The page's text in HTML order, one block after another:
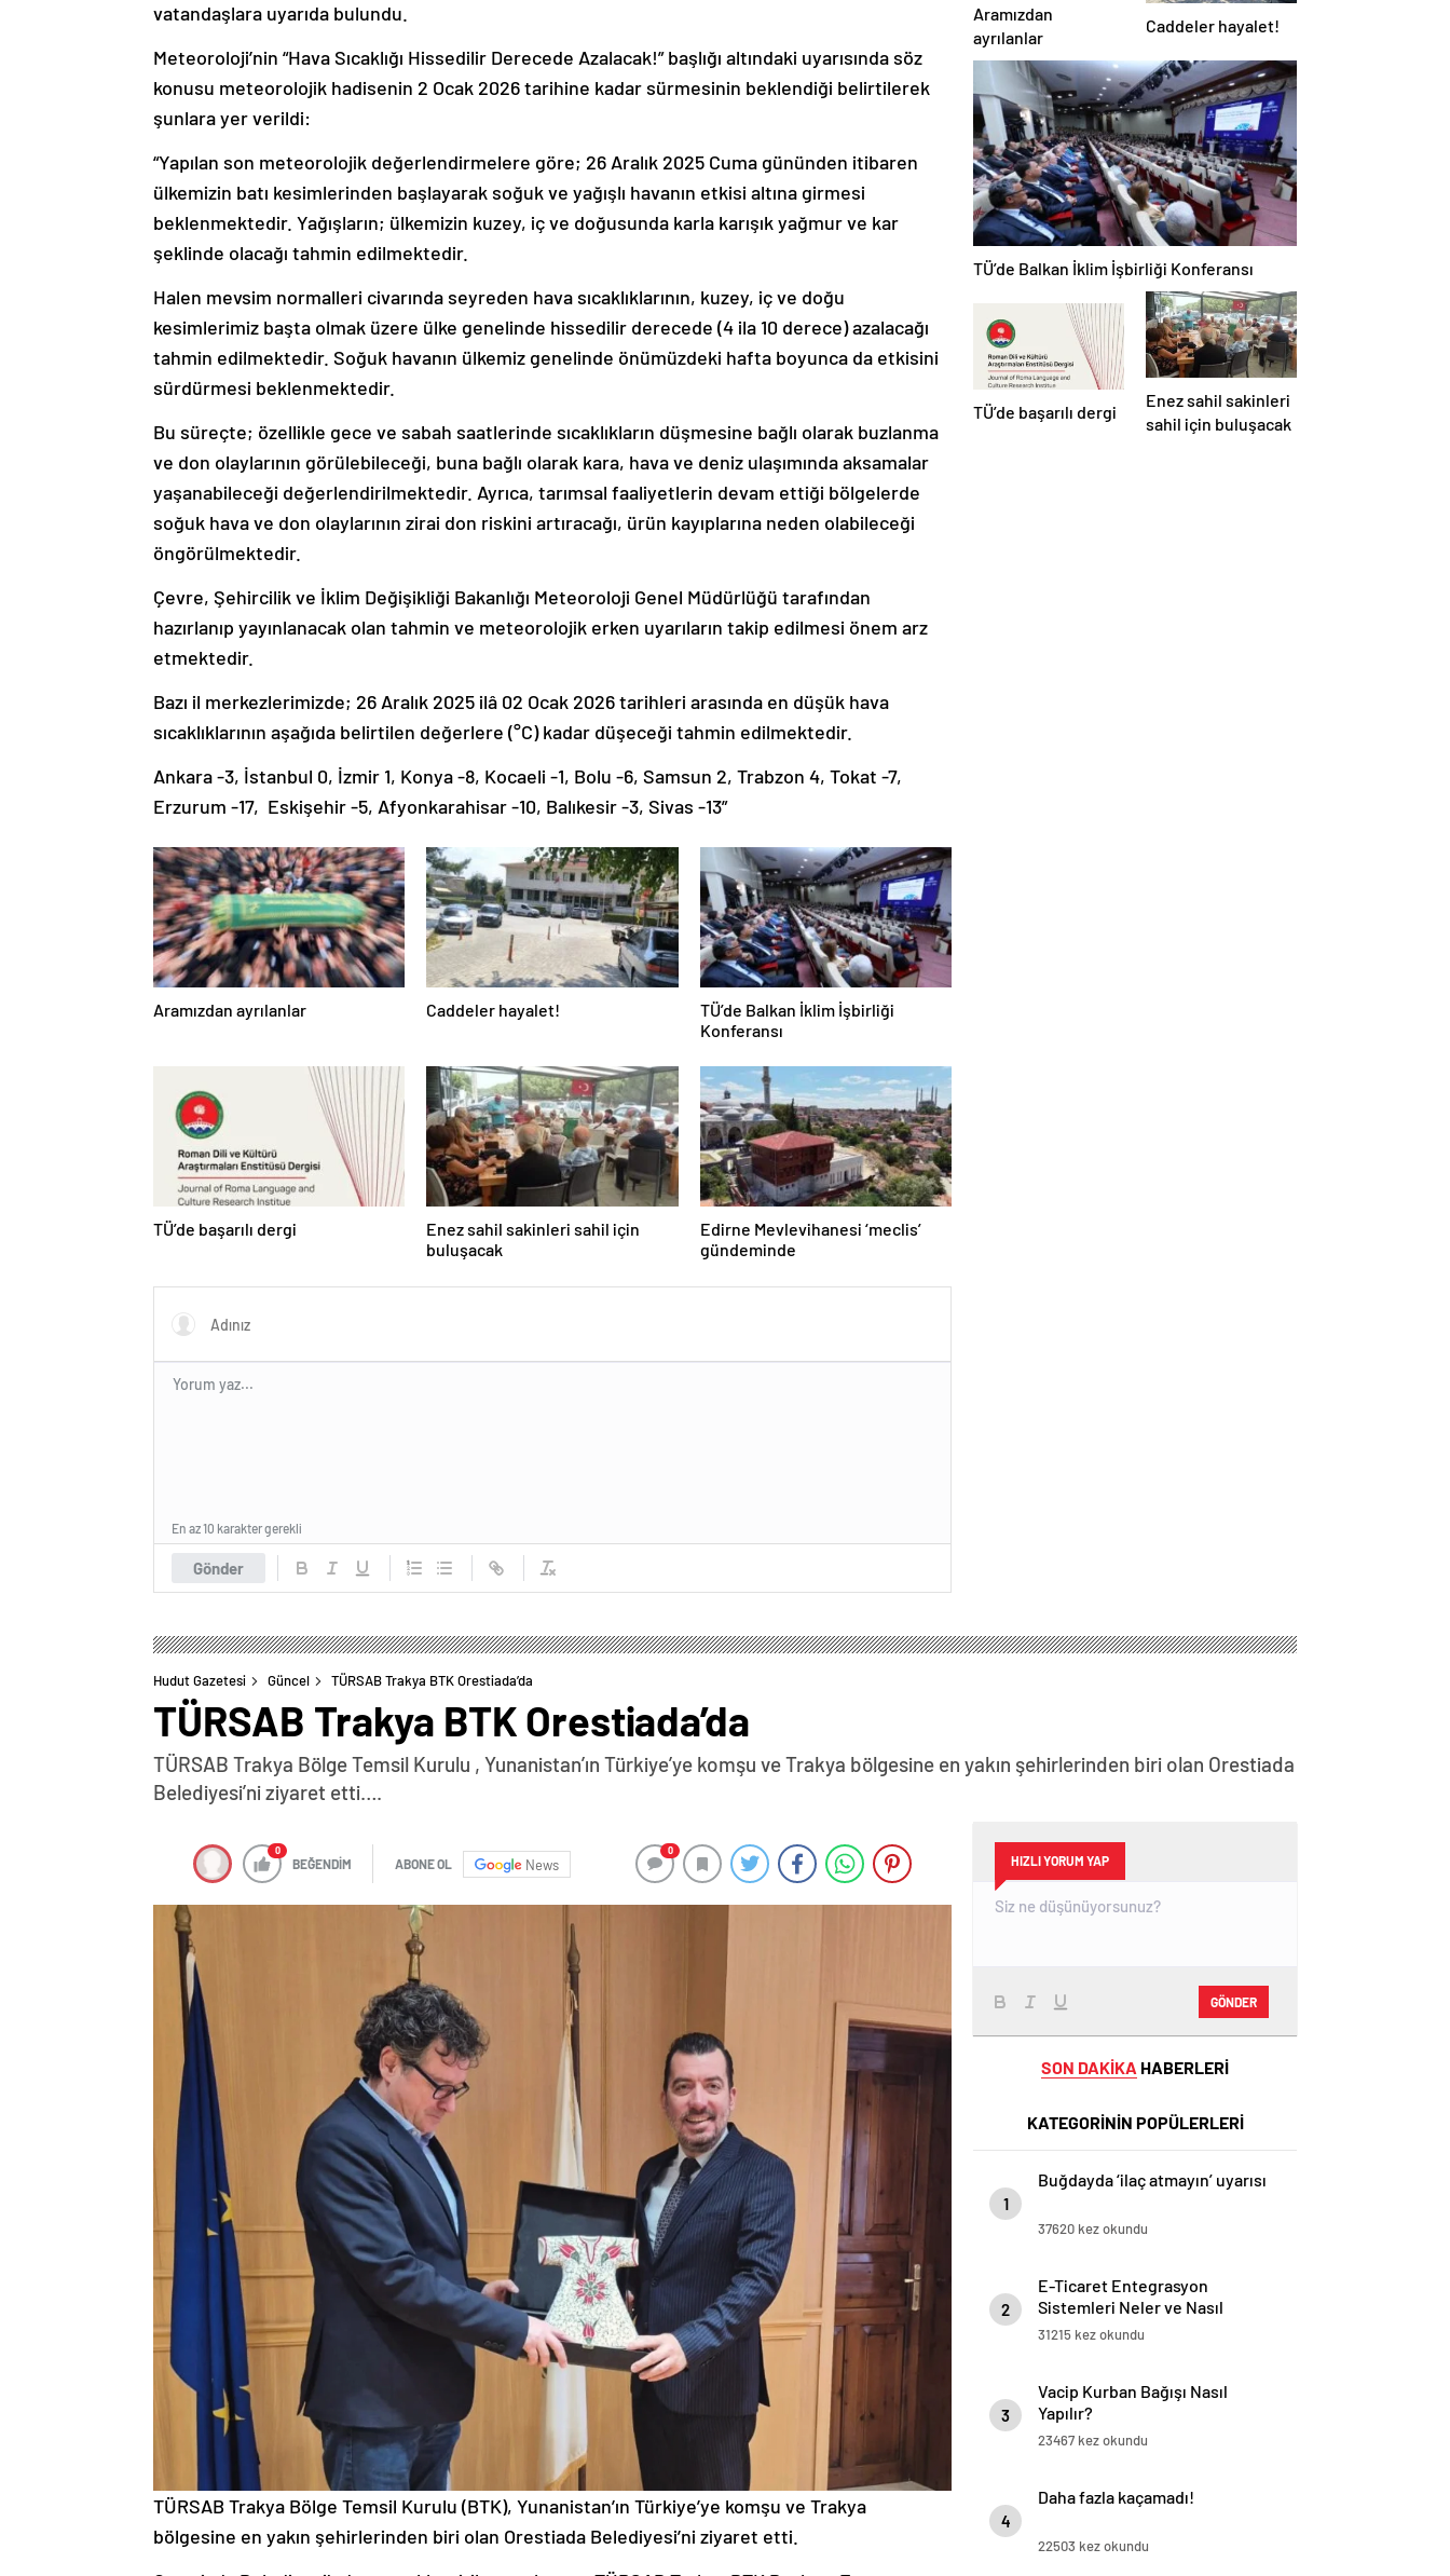
vatandaşlara uyarıda bulundu.
Meteoroloji’nin “Hava Sıcaklığı Hissedilir Derecede Azalacak!” başlığı altındaki uyarısında söz
konusu meteorolojik hadisenin 2 Ocak 2026 tarihine kadar sürmesinin beklendiği belirtilerek
şunlara yer verildi:
“Yapılan son meteorolojik değerlendirmelere göre; 26 Aralık 2025 Cuma gününden itibaren
ülkemizin batı kesimlerinden başlayarak soğuk ve yağışlı havanın etkisi altına girmesi
beklenmektedir. Yağışların; ülkemizin kuzey, iç ve doğusunda karla karışık yağmur ve kar
şeklinde olacağı tahmin edilmektedir.
Halen mevsim normalleri civarında seyreden hava sıcaklıklarının, kuzey, iç ve doğu
kesimlerimiz başta olmak üzere ülke genelinde hissedilir derecede (4 ila 10 derece) azalacağı
tahmin edilmektedir. Soğuk havanın ülkemiz genelinde önümüzdeki hafta boyunca da etkisini
sürdürmesi beklenmektedir.
Bu süreçte; özellikle gece ve sabah saatlerinde sıcaklıkların düşmesine bağlı olarak buzlanma
ve don olaylarının görülebileceği, buna bağlı olarak kara, hava ve deniz ulaşımında aksamalar
yaşanabileceği değerlendirilmektedir. Ayrıca, tarımsal faaliyetlerin devam ettiği bölgelerde
soğuk hava ve don olaylarının zirai don riskini artıracağı, ürün kayıplarına neden olabileceği
öngörülmektedir.
Çevre, Şehircilik ve İklim Değişikliği Bakanlığı Meteoroloji Genel Müdürlüğü tarafından
hazırlanıp yayınlanacak olan tahmin ve meteorolojik erken uyarıların takip edilmesi önem arz
etmektedir.
Bazı il merkezlerimizde; 26 Aralık 2025 ilâ 02 Ocak 2026 tarihleri arasında en düşük hava
sıcaklıklarının aşağıda belirtilen değerlere (°C) kadar düşeceği tahmin edilmektedir.
Ankara -3, İstanbul 0, İzmir 1, Konya -8, Kocaeli -1, Bolu -6, Samsun 2, Trabzon 4, Tokat -7,
Erzurum -17, Eskişehir -5, Afyonkarahisar -10, Balıkesir -3, Sivas -13”
Aramızdan ayrılanlar Caddeler hayalet!
TÜ’de Balkan İklim İşbirliği
Konferansı
TÜ’de başarılı dergi
Enez sahil sakinleri sahil için
buluşacak
Edirne Mevlevihanesi ‘meclis’
gündeminde
Gönder
En az 10 karakter gerekli
Aramızdan
ayrılanlar
Caddeler hayalet!
TÜ’de Balkan İklim İşbirliği Konferansı
TÜ’de başarılı dergi
Enez sahil sakinleri
sahil için buluşacak
Hudut Gazetesi Güncel TÜRSAB Trakya BTK Orestiada’da
TÜRSAB Trakya BTK Orestiada’da
TÜRSAB Trakya Bölge Temsil Kurulu , Yunanistan’ın Türkiye’ye komşu ve Trakya bölgesine en yakın şehirlerinden biri olan Orestiada
Belediyesi’ni ziyaret etti….
0
BEĞENDİM ABONE OL News
0
TÜRSAB Trakya Bölge Temsil Kurulu (BTK), Yunanistan’ın Türkiye’ye komşu ve Trakya
bölgesine en yakın şehirlerinden biri olan Orestiada Belediyesi’ni ziyaret etti.
HIZLI YORUM YAP
GÖNDER
SON DAKİKA HABERLERİ
KATEGORİNİN POPÜLERLERİ
1
Buğdayda ‘ilaç atmayın’ uyarısı
37620 kez okundu
2
E-Ticaret Entegrasyon
Sistemleri Neler ve Nasıl
Yapılır?
31215 kez okundu
3
Vacip Kurban Bağışı Nasıl
Yapılır?
23467 kez okundu
4
Daha fazla kaçamadı!
22503 kez okundu